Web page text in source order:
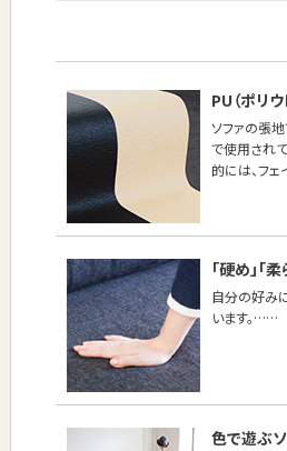
PU（ポリ
ソファの張
で使用され
的には、フ
「硬め」「
自分の好み
います。……
色で遊ぶ